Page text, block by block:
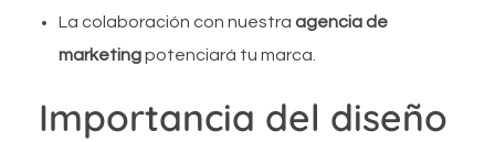
La colaboración con nuestra agencia de
marketingpotenciará tu marca.
Importancia del diseño